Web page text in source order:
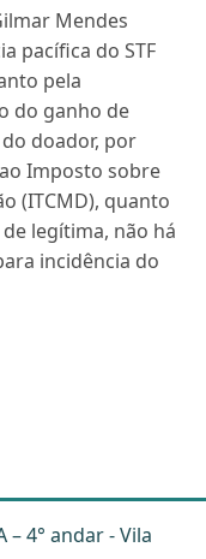
Mendes
pacífica do STF
pela
do ganho de
doador, por
Imposto sobre
(ITCMD), quanto
legítima, não há
incidência do
– 4° andar - Vila